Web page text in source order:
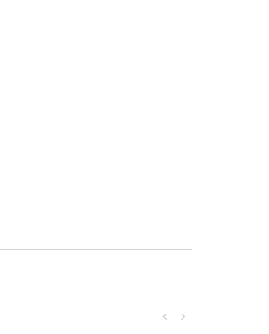
>
<